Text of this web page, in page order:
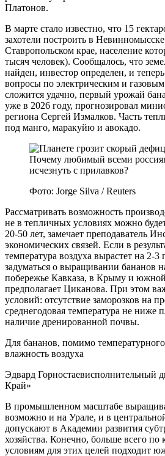
Платонов.
В марте стало известно, что 15
захотели построить в
Ставропольском крае, население
тысяч человек). Сообщалось, что
найден, инвестор определен, и
вопросы по электрическим и
сложится удачно, первый урожай
уже в 2026 году, прогнозировал
региона Сергей Измалков. Часть
под манго, маракуйю и авокадо.
Фото: Jorge Silva / Reuters
Рассматривать возможность
не в тепличных условиях можно
20-50 лет, замечает преподаватель
экономических связей. Если в
температура воздуха вырастет на 2-3
задуматься о выращивании бананов
побережье Кавказа, в Крыму и южной
предполагает Циканова. При этом
условий: отсутствие заморозков на
среднегодовая температура не ниже
наличие дренированной почвы.
Для бананов, помимо
влажность воздуха
Эдвард
Край»
В промышленном масштабе
возможно и на Урале, и в
допускают в Академии развития
хозяйства. Конечно, больше всего по
условиям для этих целей подходит